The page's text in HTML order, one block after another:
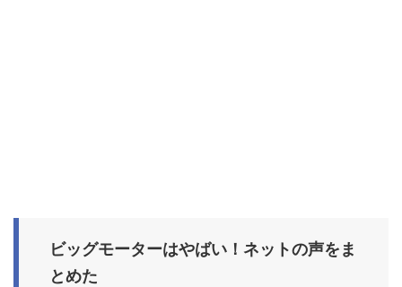
ビッグモーターはやばい！ネットの声をま
とめた